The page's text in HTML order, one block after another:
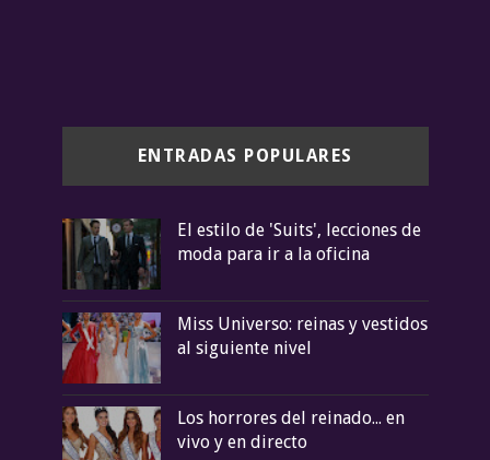
ENTRADAS POPULARES
El estilo de 'Suits', lecciones de
moda para ir a la oficina
Miss Universo: reinas y vestidos
al siguiente nivel
Los horrores del reinado... en
vivo y en directo